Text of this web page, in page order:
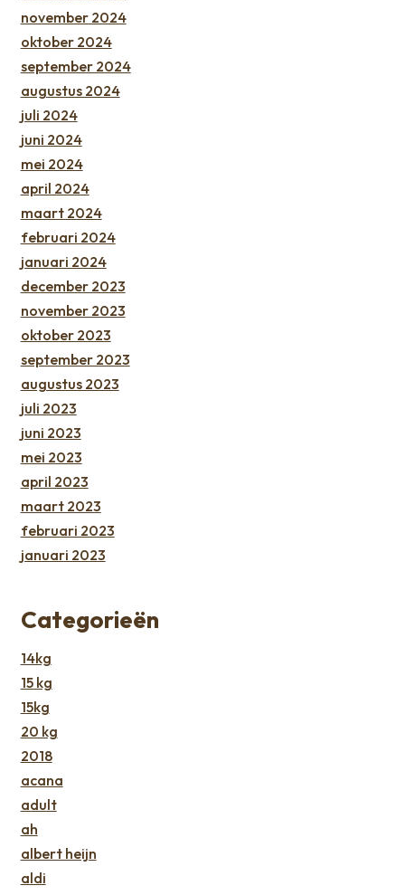
november 2024
oktober 2024
september 2024
augustus 2024
juli 2024
juni 2024
mei 2024
april 2024
maart 2024
februari 2024
januari 2024
december 2023
november 2023
oktober 2023
september 2023
augustus 2023
juli 2023
juni 2023
mei 2023
april 2023
maart 2023
februari 2023
januari 2023
Categorieën
14kg
15 kg
15kg
20 kg
2018
acana
adult
ah
albert heijn
aldi